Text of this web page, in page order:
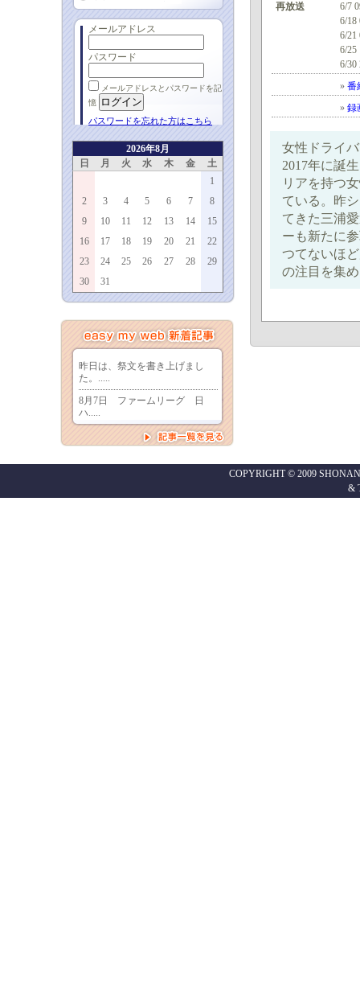
メールアドレス
パスワード
メールアドレスとパスワードを記
憶
パスワードを忘れた方はこちら
2026年8月
日
月 火 水 木 金
土
1
2
3 4 5 6 7
8
9
10 11 12 13 14
15
16
17 18 19 20 21
22
23
24 25 26 27 28
29
30
31
再放送
6/7
6/
6/
6/
6/
» 番
» 録
女性ドライ
2017年に誕
リアを持つ
ている。昨
てきた三浦
ーも新たに
つてないほ
の注目を集
COPYRIGHT © 2009
&